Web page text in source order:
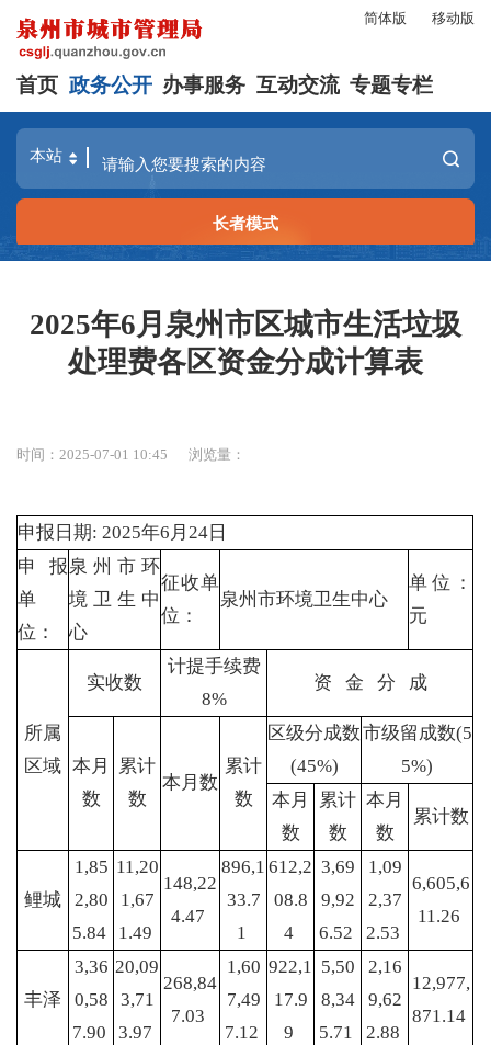
简体版 移动版
首页 政务公开 办事服务 互动交流 专题专栏
长者模式
2025年6月泉州市区城市生活垃圾
处理费各区资金分成计算表
时间：2025-07-01 10:45 浏览量：
申报日期: 2025年6月24日
申报
单
位：
泉州市环
境卫生中
心
征收单
位：
泉州市环境卫生中心
单位：
元
所属
区域
实收数
计提手续费
8%
资 金 分 成
本月
数
累计
数
本月数
累计
数
区级分成数
(45%)
市级留成数(5
5%)
本月
数
累计
数
本月
数
累计数
鲤城
1,85
2,80
5.84
11,20
1,67
1.49
148,22
4.47
896,1
33.7
1
612,2
08.8
4
3,69
9,92
6.52
1,09
2,37
2.53
6,605,6
11.26
丰泽
3,36
0,58
7.90
20,09
3,71
3.97
268,84
7.03
1,60
7,49
7.12
922,1
17.9
9
5,50
8,34
5.71
2,16
9,62
2.88
12,977,
871.14